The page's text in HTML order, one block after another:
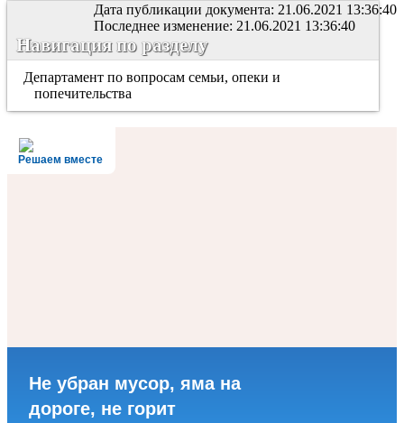
Дата публикации документа: 21.06.2021 13:36:40
Последнее изменение: 21.06.2021 13:36:40
Навигация по разделу
Департамент по вопросам семьи, опеки и
попечительства
Решаем вместе
Не убран мусор, яма на
дороге, не горит